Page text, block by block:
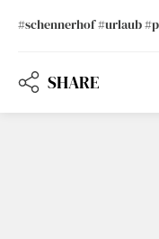
#schennerhof #urlaub
SHARE